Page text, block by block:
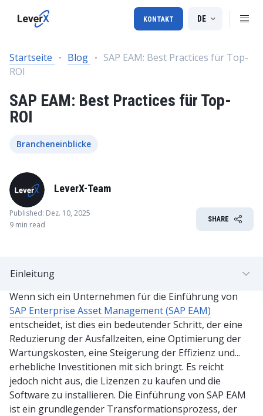
DE
KONTAKT
Startseite Blog
SAP EAM: Best Practices für Top-
ROI
SAP EAM: Best Practices für Top-
ROI
Brancheneinblicke
LeverX-Team
Published: Dez. 10, 2025
9 min read
SHARE
Wenn sich ein Unternehmen für die Einführung von
SAP Enterprise Asset Management (SAP EAM)
entscheidet, ist dies ein bedeutender Schritt, der eine
Reduzierung der Ausfallzeiten, eine Optimierung der
Wartungskosten, eine Steigerung der Effizienz und...
erhebliche Investitionen mit sich bringt. Es reicht
jedoch nicht aus, die Lizenzen zu kaufen und die
Software zu installieren. Die Einführung von SAP EAM
ist ein grundlegender Transformationsprozess, der
Einleitung